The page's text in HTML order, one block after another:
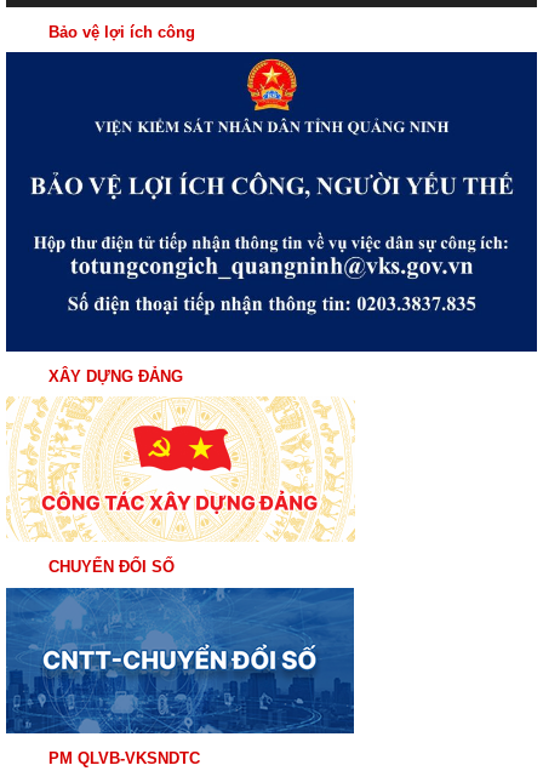
Bảo vệ lợi ích công
XÂY DỰNG ĐẢNG
CHUYỂN ĐỔI SỐ
PM QLVB-VKSNDTC